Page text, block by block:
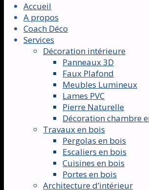
Accueil
A propos
Coach Déco
Services
Décoration intérieure
Panneaux 3D
Faux Plafond
Meubles Lumineux
Lames PVC
Pierre Naturelle
Décoration chambre
Travaux en bois
Pergolas en bois
Escaliers en bois
Cuisines en bois
Portes en bois
Architecture d’intérieur